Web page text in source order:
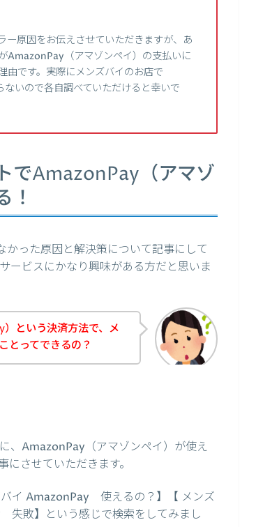
ー原因をお伝えさせていただきますが、あ
AmazonPay（アマゾンペイ）の支払いに
由です。実際にメンズバイのお店で
いので各自調べていただけると幸いで
でAmazonPay（アマゾ
！
った原因と解決策について記事にして
ービスにかなり興味がある方だと思いま
という決済方法で、メ
とってできるの？
、AmazonPay（アマゾンペイ）が使え
させていただきます。
イ AmazonPay 使えるの？】【 メンズ
敗】という感じで検索をしてみまし